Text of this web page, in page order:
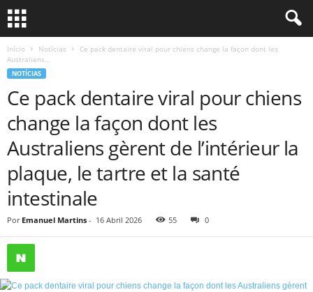
Início Notícias
Ce pack dentaire viral pour chiens change la façon dont les
Australiens...
NOTÍCIAS
Ce pack dentaire viral pour chiens
change la façon dont les
Australiens gèrent de l’intérieur la
plaque, le tartre et la santé
intestinale
Por Emanuel Martins - 16 Abril 2026 55 0